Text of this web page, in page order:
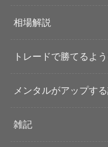
相場解説
トレードで勝てるよ
メンタルがアップす
雑記